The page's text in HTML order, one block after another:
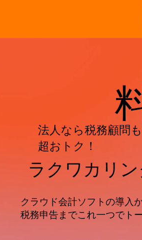
クラウド会計ソフトの導入
税務申告までこれ一つでト
法人なら税務顧問
超おトク！
ラクワカリン